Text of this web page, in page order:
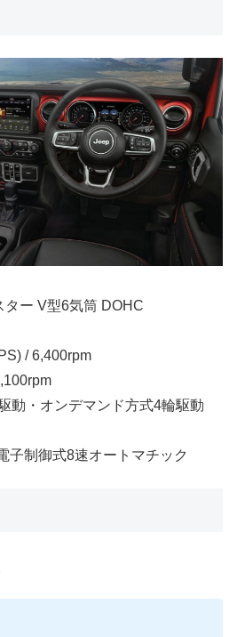
ター V型6気筒 DOHC
/ 6,400rpm
動・オンデマンド方式4輪駆動
子制御式8速オートマチック